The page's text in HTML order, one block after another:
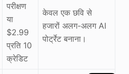
परीक्षण
या
$2.99
प्रति 10
क्रेडिट
केवल एक छवि से
हजारों अलग-अलग AI
पोर्ट्रेट बनाना।